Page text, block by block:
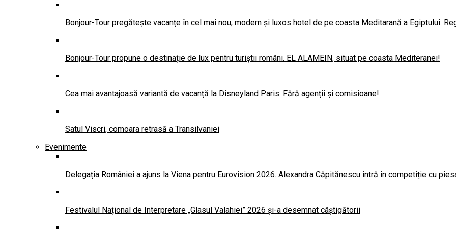
Bonjour-Tour pregătește vacanțe în cel mai nou, modern și luxos hotel de pe coasta Meditarană a Egiptului:
Bonjour-Tour propune o destinație de lux pentru turiștii români. EL ALAMEIN, situat pe coasta Mediteranei!
Cea mai avantajoasă variantă de vacanță la Disneyland Paris. Fără agenții și comisioane!
Satul Viscri, comoara retrasă a Transilvaniei
Evenimente
Delegația României a ajuns la Viena pentru Eurovision 2026. Alexandra Căpitănescu intră în competiție cu
Festivalul Național de Interpretare „Glasul Valahiei” 2026 și-a desemnat câștigătorii